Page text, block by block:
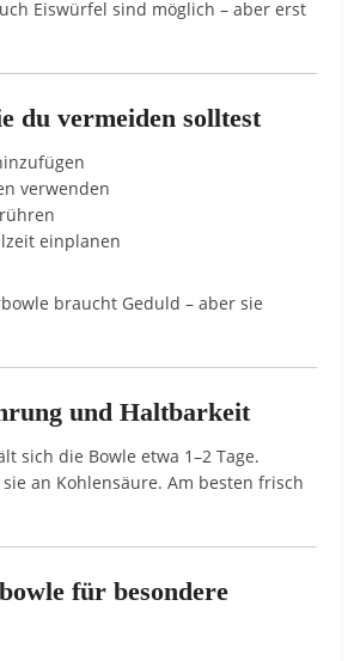
Eiswürfel sind möglich – aber erst
du vermeiden solltest
verwenden
einplanen
braucht Geduld – aber sie
und Haltbarkeit
sich die Bowle etwa 1–2 Tage.
an Kohlensäure. Am besten frisch
für besondere